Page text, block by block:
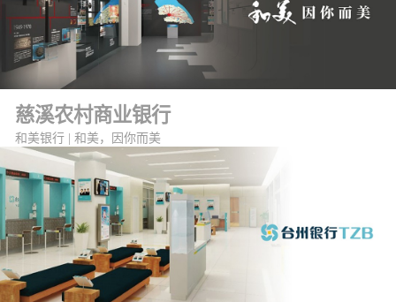
慈溪农村商业银行
和美银行 | 和美，因你而美